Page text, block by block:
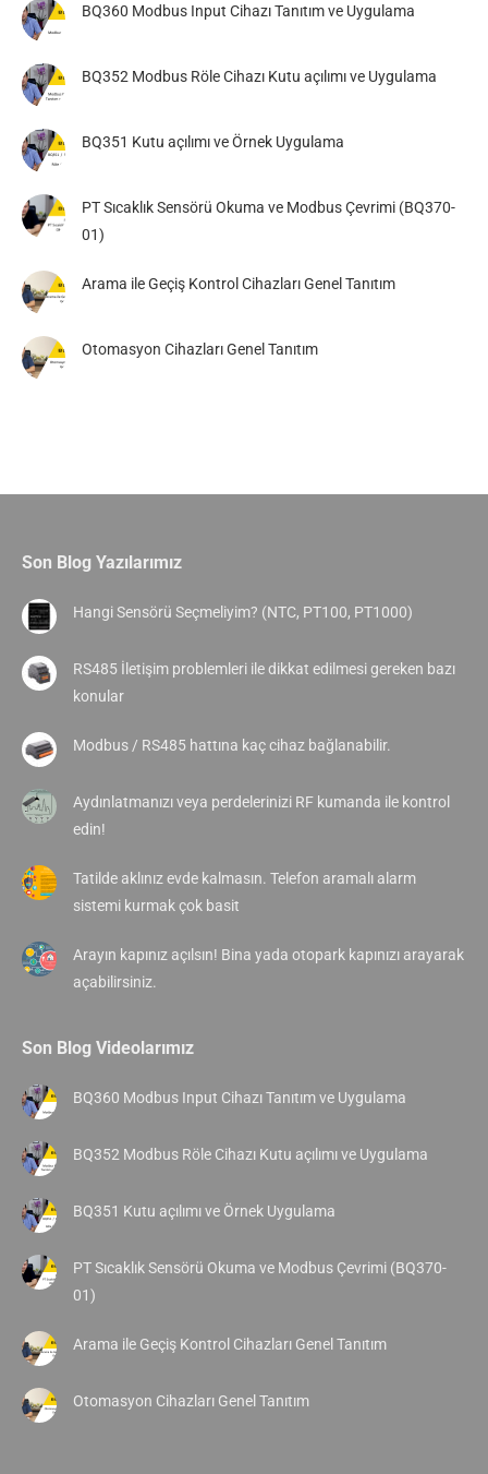
BQ360 Modbus Input Cihazı Tanıtım ve Uygulama
BQ352 Modbus Röle Cihazı Kutu açılımı ve Uygulama
BQ351 Kutu açılımı ve Örnek Uygulama
PT Sıcaklık Sensörü Okuma ve Modbus Çevrimi (BQ370-
01)
Arama ile Geçiş Kontrol Cihazları Genel Tanıtım
Otomasyon Cihazları Genel Tanıtım
Son Blog Yazılarımız
Hangi Sensörü Seçmeliyim? (NTC, PT100, PT1000)
RS485 İletişim problemleri ile dikkat edilmesi gereken bazı
konular
Modbus / RS485 hattına kaç cihaz bağlanabilir.
Aydınlatmanızı veya perdelerinizi RF kumanda ile kontrol
edin!
Tatilde aklınız evde kalmasın. Telefon aramalı alarm
sistemi kurmak çok basit
Arayın kapınız açılsın! Bina yada otopark kapınızı arayarak
açabilirsiniz.
Son Blog Videolarımız
BQ360 Modbus Input Cihazı Tanıtım ve Uygulama
BQ352 Modbus Röle Cihazı Kutu açılımı ve Uygulama
BQ351 Kutu açılımı ve Örnek Uygulama
PT Sıcaklık Sensörü Okuma ve Modbus Çevrimi (BQ370-
01)
Arama ile Geçiş Kontrol Cihazları Genel Tanıtım
Otomasyon Cihazları Genel Tanıtım